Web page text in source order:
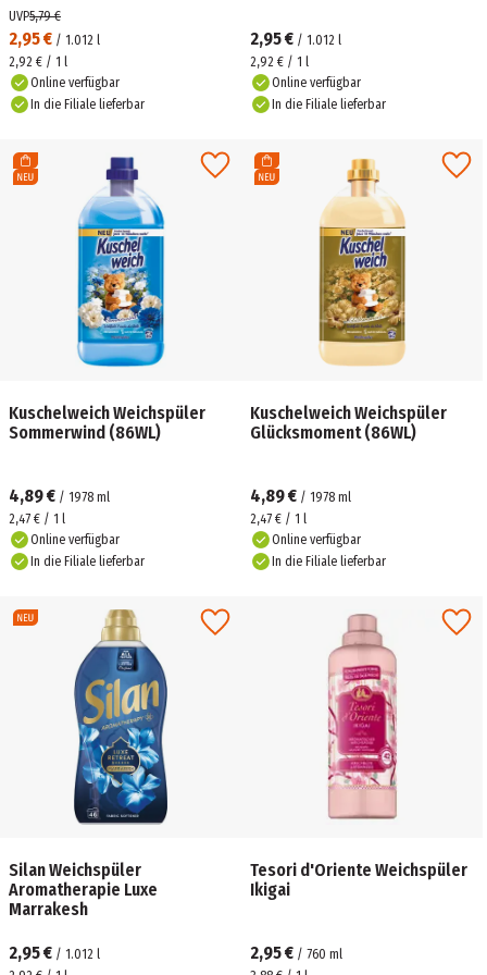
2,95 € / 1.012 l
UVP5,79 €
2,92 € / 1 l
Online verfügbar
In die Filiale lieferbar
2,95 € / 1.012 l
2,92 € / 1 l
Online verfügbar
In die Filiale lieferbar
Kuschelweich Weichspüler
Sommerwind (86WL)
4,89 € / 1978 ml
2,47 € / 1 l
Online verfügbar
In die Filiale lieferbar
Kuschelweich Weichspüler
Glücksmoment (86WL)
4,89 € / 1978 ml
2,47 € / 1 l
Online verfügbar
In die Filiale lieferbar
Silan Weichspüler
Aromatherapie Luxe
Marrakesh
2,95 € / 1.012 l
Tesori d'Oriente Weichspüler
Ikigai
2,95 € / 760 ml